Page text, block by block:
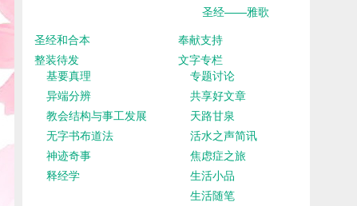
圣经——雅歌
圣经和合本
奉献支持
整装待发
基要真理
异端分辨
教会结构与事工发展
无字书布道法
神迹奇事
释经学
文字专栏
专题讨论
共享好文章
天路甘泉
活水之声简讯
焦虑症之旅
生活小品
生活随笔